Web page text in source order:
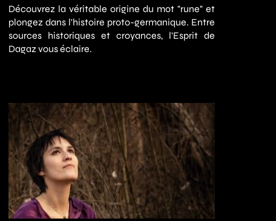
Découvrez la véritable origine du mot "rune" et
plongez dans l'histoire proto-germanique. Entre
sources historiques et croyances, l'Esprit de
Dagaz vous éclaire.